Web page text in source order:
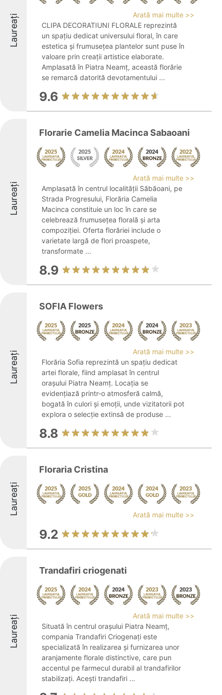
Laureați
Arată mai multe >>
CLIPA DECORATIUNI FLORALE reprezintă
un spațiu dedicat universului floral, în care
estetica și frumusețea plantelor sunt puse în
valoare prin creații artistice elaborate.
Amplasată în Piatra Neamț, această florărie
se remarcă datorită devotamentului ...
9.6
Laureați
Florarie Camelia Macinca Sabaoani
Arată mai multe >>
Amplasată în centrul localității Săbăoani, pe
Strada Progresului, Florăria Camelia
Macinca constituie un loc în care se
celebrează frumusețea florală și arta
compoziției. Oferta florăriei include o
varietate largă de flori proaspete,
transformate ...
8.9
Laureați
SOFIA Flowers
Arată mai multe >>
Florăria Sofia reprezintă un spațiu dedicat
artei florale, fiind amplasat în centrul
orașului Piatra Neamț. Locația se
evidențiază printr-o atmosferă calmă,
bogată în culori și emoții, unde vizitatorii pot
explora o selecție extinsă de produse ...
8.8
Laureați
Floraria Cristina
Arată mai multe >>
9.2
Laureați
Trandafiri criogenati
Arată mai multe >>
Situată în centrul orașului Piatra Neamț,
compania Trandafiri Criogenați este
specializată în realizarea și furnizarea unor
aranjamente florale distinctive, care pun
accentul pe farmecul durabil al trandafirilor
stabilizați. Acești trandafiri ...